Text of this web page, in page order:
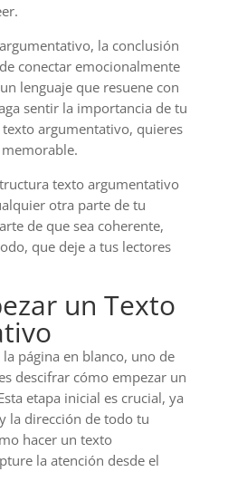
la conclusión
conectar emocionalmente
lenguaje que resuene con
sentir la importancia de tu
argumentativo, quieres
texto argumentativo
otra parte de tu
de que sea coherente,
que deje a tus lectores
un Texto
página en blanco, uno de
descifrar cómo empezar un
etapa inicial es crucial, ya
la dirección de todo tu
hacer un texto
la atención desde el